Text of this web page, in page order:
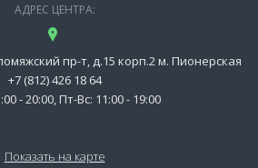
АДРЕС ЦЕНТРА:
пр-т, д.15 корп.2 м. Пионерская
+7 (812) 426 18 64
- 20:00, Пт-Вс: 11:00 - 19:00
Показать на карте